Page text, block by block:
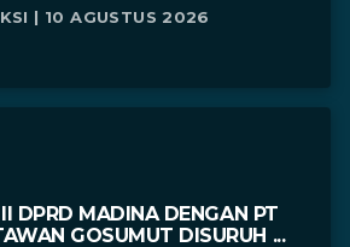
| 10 AGUSTUS 2026
DPRD MADINA DENGAN PT
GOSUMUT DISURUH ...